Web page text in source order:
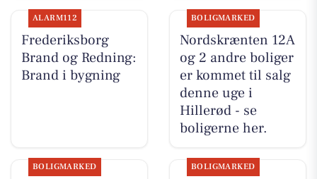
ALARM112
Frederiksborg
Brand og Redning:
Brand i bygning
BOLIGMARKED
Nordskrænten 12A
og 2 andre boliger
er kommet til salg
denne uge i
Hillerød - se
boligerne her.
BOLIGMARKED BOLIGMARKED